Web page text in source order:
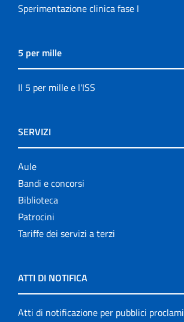
Sperimentazione clinica fase I
5 per mille
Il 5 per mille e l'ISS
SERVIZI
Aule
Bandi e concorsi
Biblioteca
Patrocini
Tariffe dei servizi a terzi
ATTI DI NOTIFICA
Atti di notificazione per pubblici proclami